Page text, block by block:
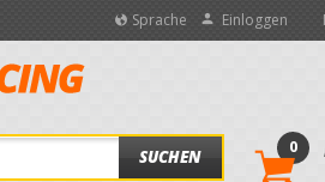
Sprache Einloggen
SUCHEN 0